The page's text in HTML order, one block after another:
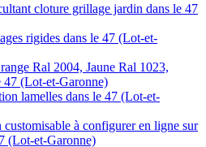
cloture grillage jardin dans le 47
rigides dans le 47 (Lot-et-
Ral 2004, Jaune Ral 1023,
(Lot-et-Garonne)
lamelles dans le 47 (Lot-et-
à configurer en ligne sur
(Lot-et-Garonne)